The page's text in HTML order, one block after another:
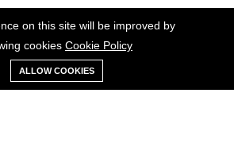
Nelly . All Rights Reserved.
0
Xe
đẩy
Danh sách
yêu thích
on this site will be improved by
cookies Cookie Policy
ALLOW COOKIES